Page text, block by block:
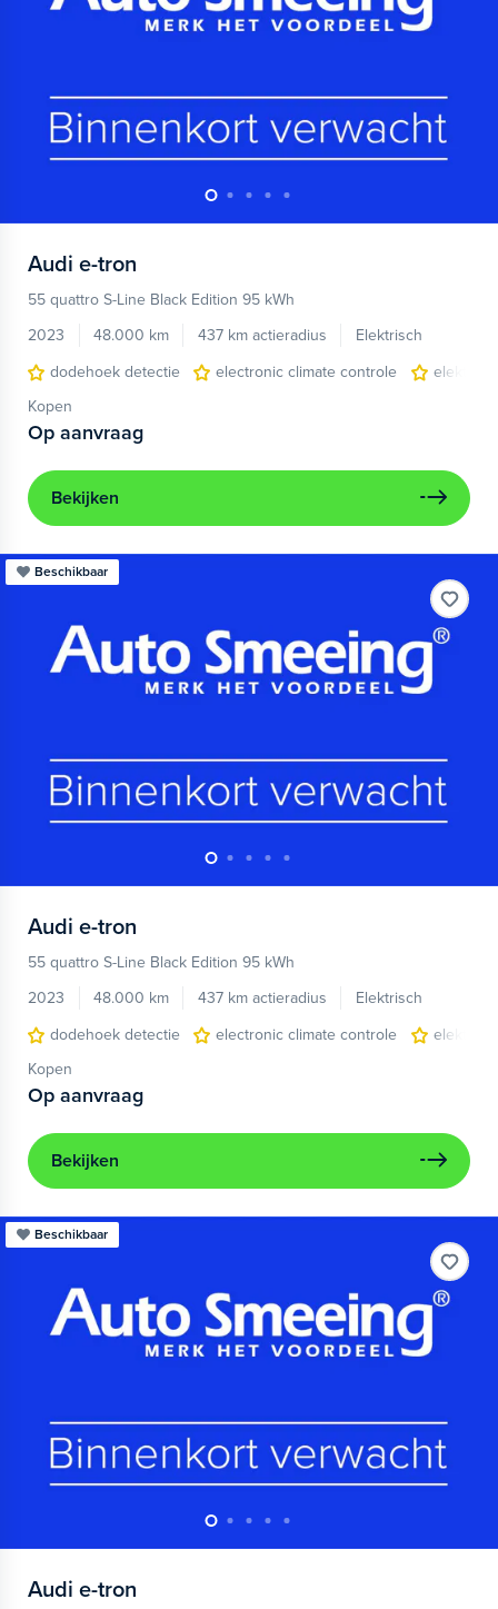
Audi e-tron
55 quattro S-Line Black Edition 95 kWh
2023
48.000 km 437 km actieradius
Elektrisch
dodehoek detectie
electronic climate controle
Kopen
Op aanvraag
Bekijken
Beschikbaar
Audi e-tron
55 quattro S-Line Black Edition 95 kWh
2023
48.000 km 437 km actieradius
Elektrisch
dodehoek detectie
electronic climate controle
Kopen
Op aanvraag
Bekijken
Beschikbaar
Audi e-tron